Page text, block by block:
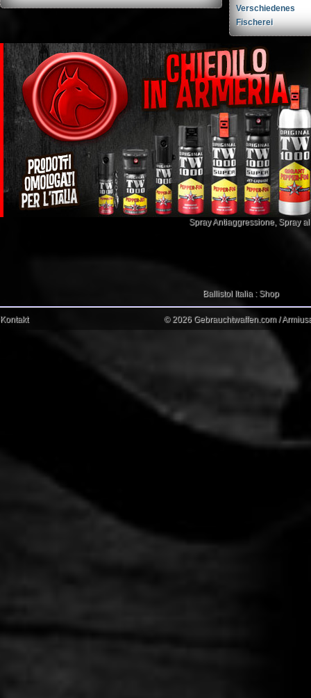
Verschiedenes
Fischerei
Spray Antiaggressione, Spray
Ballistol Italia : Shop
Kontakt © 2026 Gebrauchtwaffen.com /